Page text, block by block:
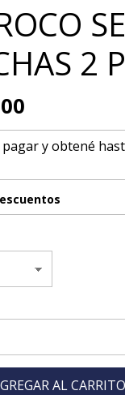
2
pagar y obtené
AL CARRITO